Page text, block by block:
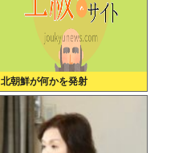
北朝鮮が何かを発射